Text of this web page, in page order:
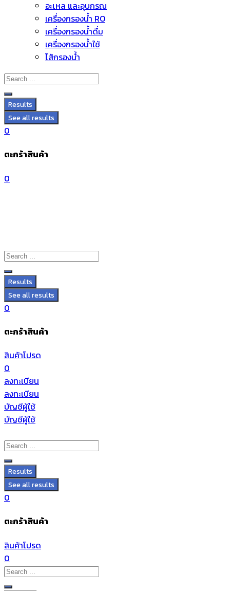
อะไหล่ และอุปกรณ์
เครื่องกรองน้ำ RO
เครื่องกรองน้ำดื่ม
เครื่องกรองน้ำใช้
ไส้กรองน้ำ
Results
See all results
0
ตะกร้าสินค้า
0
Results
See all results
0
ตะกร้าสินค้า
สินค้าโปรด
0
ลงทะเบียน
ลงทะเบียน
บัญชีผู้ใช้
บัญชีผู้ใช้
Results
See all results
0
ตะกร้าสินค้า
สินค้าโปรด
0